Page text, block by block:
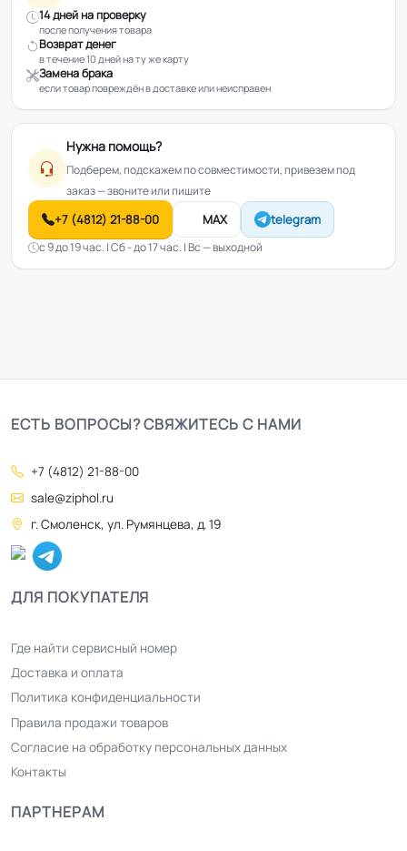
14 дней на проверку
после получения товара
Возврат денег
в течение 10 дней на ту же карту
Замена брака
если товар повреждён в доставке или неисправен
Нужна помощь?
Подберем, подскажем по совместимости, привезем под
заказ — звоните или пишите
+7 (4812) 21-88-00 MAX telegram
с 9 до 19 час. | Сб - до 17 час. | Вс — выходной
ЕСТЬ ВОПРОСЫ? СВЯЖИТЕСЬ С НАМИ
+7 (4812) 21-88-00
sale@ziphol.ru
г. Смоленск, ул. Румянцева, д. 19
ДЛЯ ПОКУПАТЕЛЯ
Где найти сервисный номер
Доставка и оплата
Политика конфиденциальности
Правила продажи товаров
Согласие на обработку персональных данных
Контакты
ПАРТНЕРАМ